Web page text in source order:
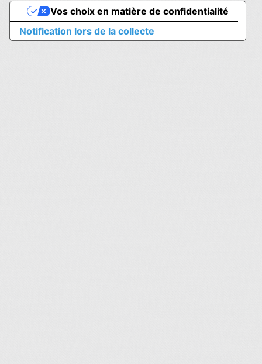
Notification lors de la collecte
Vos choix en matière de confidentialité